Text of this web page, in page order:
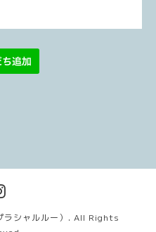
シャルルー） . All Rights